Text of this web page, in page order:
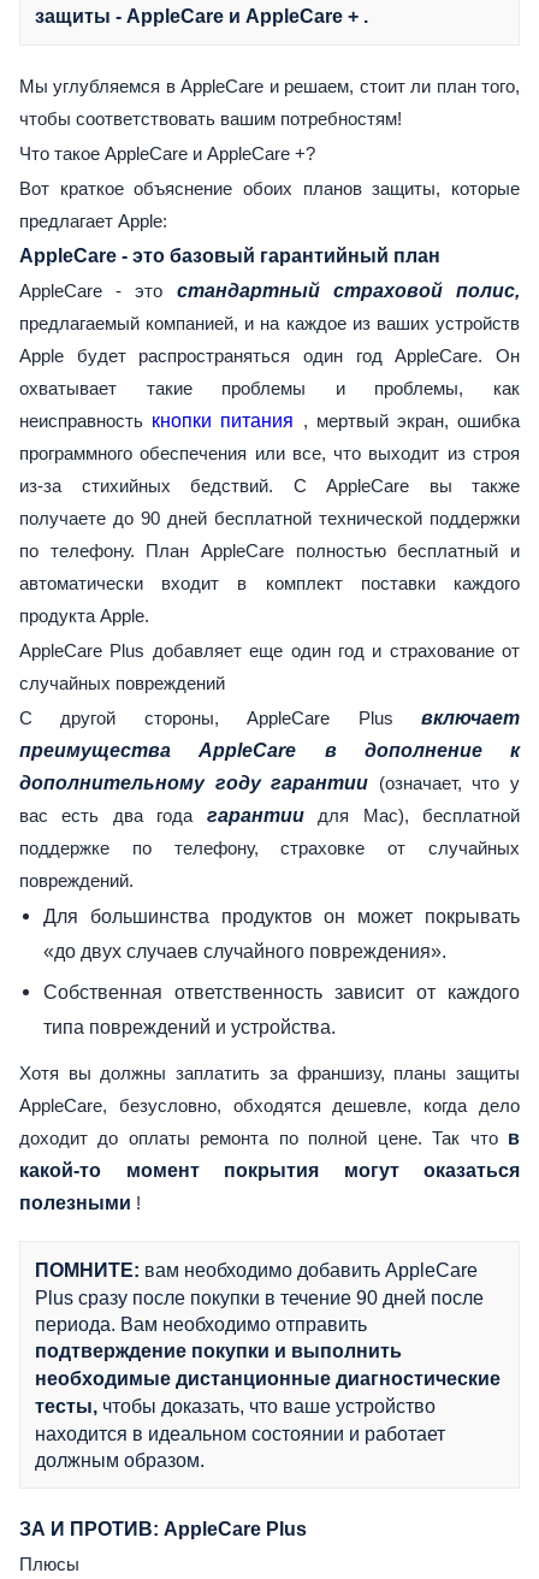
защиты - AppleCare и AppleCare + .
Мы углубляемся в AppleCare и решаем, стоит ли план того,
чтобы соответствовать вашим потребностям!
Что такое AppleCare и AppleCare +?
Вот краткое объяснение обоих планов защиты, которые
предлагает Apple:
AppleCare - это базовый гарантийный план
AppleCare - это стандартный страховой полис,
предлагаемый компанией, и на каждое из ваших устройств
Apple будет распространяться один год AppleCare. Он
охватывает такие проблемы и проблемы, как
неисправность кнопки питания , мертвый экран, ошибка
программного обеспечения или все, что выходит из строя
из-за стихийных бедствий. С AppleCare вы также
получаете до 90 дней бесплатной технической поддержки
по телефону. План AppleCare полностью бесплатный и
автоматически входит в комплект поставки каждого
продукта Apple.
AppleCare Plus добавляет еще один год и страхование от
случайных повреждений
С другой стороны, AppleCare Plus включает
преимущества AppleCare в дополнение к
дополнительному году гарантии (означает, что у
вас есть два года гарантиидля Mac), бесплатной
поддержке по телефону, страховке от случайных
повреждений.
Для большинства продуктов он может покрывать
«до двух случаев случайного повреждения».
Собственная ответственность зависит от каждого
типа повреждений и устройства.
Хотя вы должны заплатить за франшизу, планы защиты
AppleCare, безусловно, обходятся дешевле, когда дело
доходит до оплаты ремонта по полной цене. Так что в
какой-то момент покрытия могут оказаться
полезными !
ПОМНИТЕ: вам необходимо добавить AppleCare
Plus сразу после покупки в течение 90 дней после
периода. Вам необходимо отправить
подтверждение покупки и выполнить
необходимые дистанционные диагностические
тесты, чтобы доказать, что ваше устройство
находится в идеальном состоянии и работает
должным образом.
ЗА И ПРОТИВ: AppleCare Plus
Плюсы